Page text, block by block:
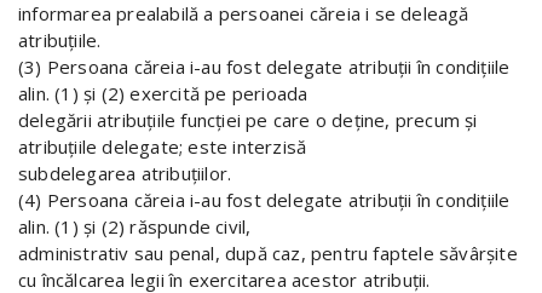
informarea prealabilă a persoanei căreia i se deleagă
atribuţiile.
(3) Persoana căreia i-au fost delegate atribuţii în condiţiile
alin. (1) şi (2) exercită pe perioada
delegării atribuţiile funcţiei pe care o deţine, precum şi
atribuţiile delegate; este interzisă
subdelegarea atribuţiilor.
(4) Persoana căreia i-au fost delegate atribuţii în condiţiile
alin. (1) şi (2) răspunde civil,
administrativ sau penal, după caz, pentru faptele săvârşite
cu încălcarea legii în exercitarea acestor atribuţii.